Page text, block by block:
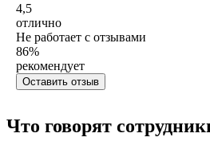
4,5
отлично
Не работает с отзывами
86%
рекомендует
Оставить отзыв
Что говорят